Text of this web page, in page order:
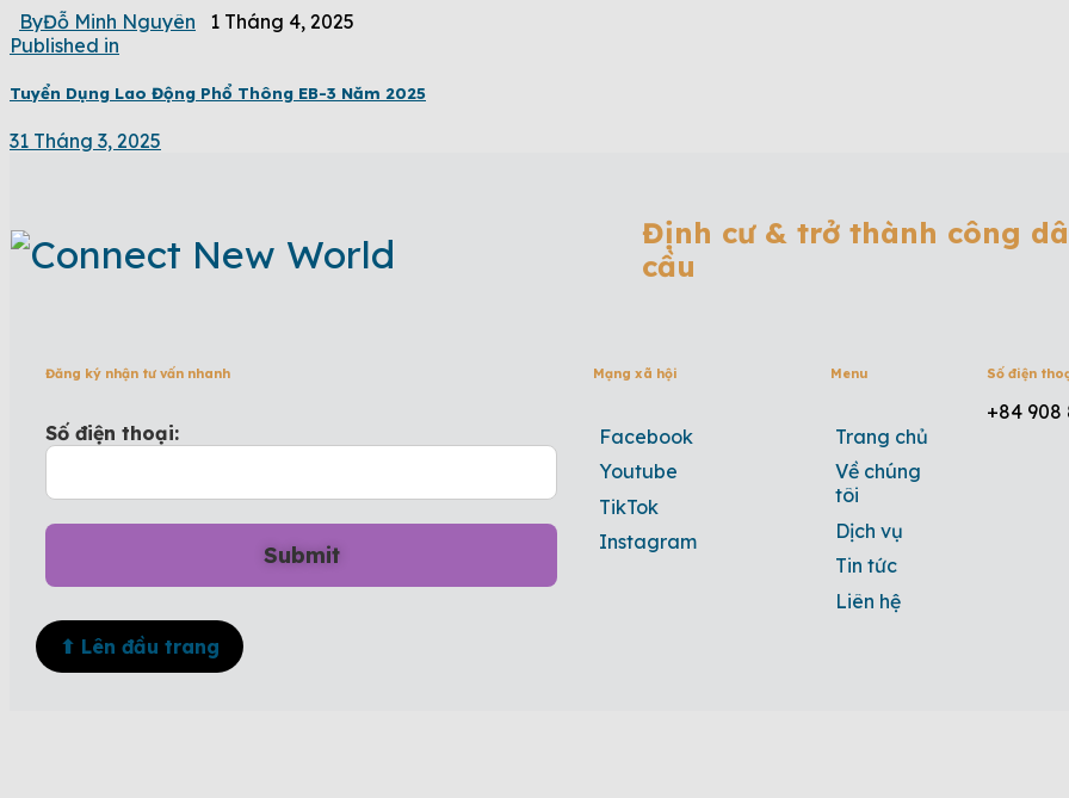
ByĐỗ Minh Nguyên
1 Tháng 4, 2025
Published in
Tuyển Dụng Lao Động Phổ Thông EB-3 Năm 2025
31 Tháng 3, 2025
Định cư & trở thành công
cầu
Đăng ký nhận tư vấn nhanh
Số điện thoại:
Mạng xã hội
Facebook
Youtube
TikTok
Instagram
Menu
Trang chủ
Về chúng
tôi
Dịch vụ
Tin tức
Liên hệ
Số điện
+84 908
⬆ Lên đầu trang